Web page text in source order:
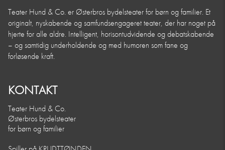
Teater Hund & Co. er Østerbros bydelsteater for børn og familier. Et
originalt, nyskabende og samfundsengageret teater, der har noget på
hjerte for alle aldre. Intelligent, horisontudvidende og debatskabende
– og samtidig underholdende og med humoren som fane og
forløsende kraft.
KONTAKT
Teater Hund & Co.
Østerbros bydelsteater
for børn og familier